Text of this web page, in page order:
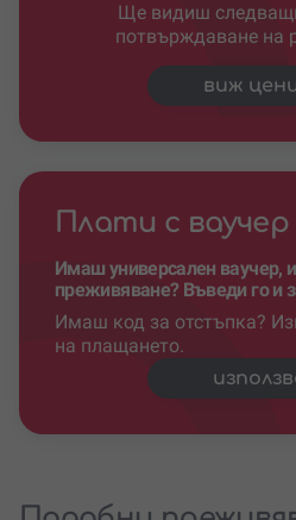
Ще видиш
потвърждаване на
виж
Плати с ваучер
Имаш универсален ваучер,
преживяване? Въведи го и
Имаш код за отстъпка?
на плащането.